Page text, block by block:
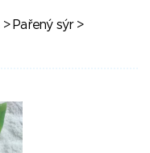
> Pařený sýr>